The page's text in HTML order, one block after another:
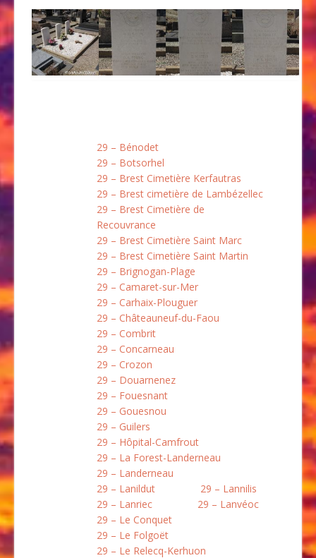
29 – Bénodet
29 – Botsorhel
29 – Brest Cimetière Kerfautras
29 – Brest cimetière de Lambézellec
29 – Brest Cimetière de
Recouvrance
29 – Brest Cimetière Saint Marc
29 – Brest Cimetière Saint Martin
29 – Brignogan-Plage
29 – Camaret-sur-Mer
29 – Carhaix-Plouguer
29 – Châteauneuf-du-Faou
29 – Combrit
29 – Concarneau
29 – Crozon
29 – Douarnenez
29 – Fouesnant
29 – Gouesnou
29 – Guilers
29 – Hôpital-Camfrout
29 – La Forest-Landerneau
29 – Landerneau
29 – Lanildut
29 – Lannilis
29 – Lanriec
29 – Lanvéoc
29 – Le Conquet
29 – Le Folgoët
29 – Le Relecq-Kerhuon